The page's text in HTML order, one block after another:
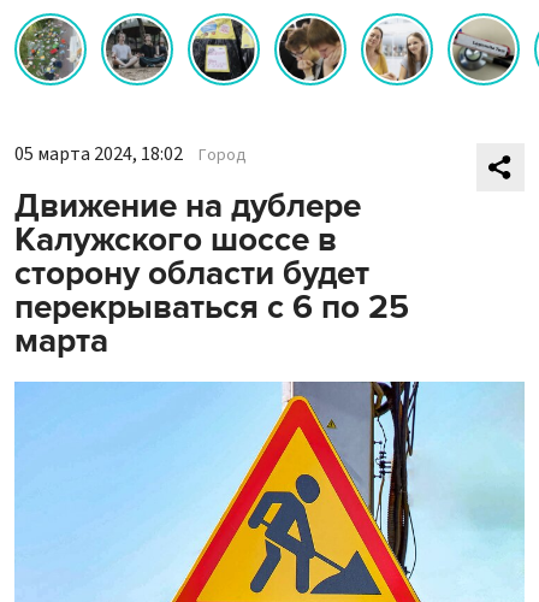
05 марта 2024, 18:02 Город
Движение на дублере
Калужского шоссе в
сторону области будет
перекрываться с 6 по 25
марта